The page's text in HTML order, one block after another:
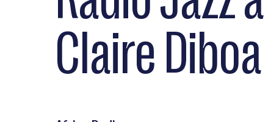
Claire Diboa